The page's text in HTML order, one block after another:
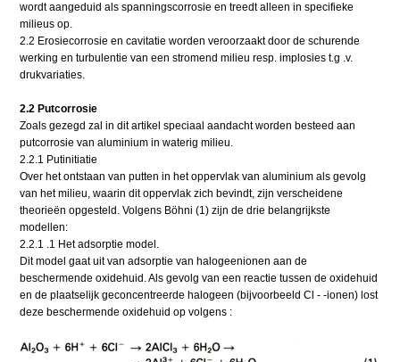
wordt aangeduid als spanningscorrosie en treedt alleen in specifieke
milieus op.
2.2 Erosiecorrosie en cavitatie worden veroorzaakt door de schurende
werking en turbulentie van een stromend milieu resp. implosies t.g .v.
drukvariaties.
2.2 Putcorrosie
Zoals gezegd zal in dit artikel speciaal aandacht worden besteed aan
putcorrosie van aluminium in waterig milieu.
2.2.1 Putinitiatie
Over het ontstaan van putten in het oppervlak van aluminium als gevolg
van het milieu, waarin dit oppervlak zich bevindt, zijn verscheidene
theorieën opgesteld. Volgens Böhni (1) zijn de drie belangrijkste
modellen:
2.2.1 .1 Het adsorptie model.
Dit model gaat uit van adsorptie van halogeenionen aan de
beschermende oxidehuid. Als gevolg van een reactie tussen de oxidehuid
en de plaatselijk geconcentreerde halogeen (bijvoorbeeld Cl - -ionen) lost
deze beschermende oxidehuid op volgens :